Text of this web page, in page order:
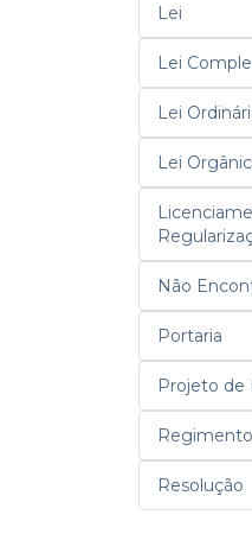
Lei
Lei
Lei
Lei
Não
Portaria
Projeto de
Resolução